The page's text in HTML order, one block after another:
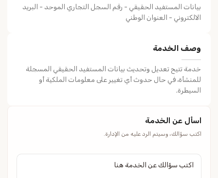
بيانات المستفيد الحقيقي - رقم السجل التجاري الموحد - البريد
الالكتروني - العنوان الوطني
وصف الخدمة
خدمة تتيح تعديل وتحديث بيانات المستفيد الحقيقي المسجلة
للمنشأة، في حال حدوث أي تغيير على معلومات الملكية أو
السيطرة.
اسأل عن الخدمة
اكتب سؤالك، وسيتم الرد عليه من الإدارة.